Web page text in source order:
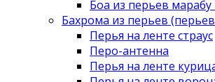
Боа из перьев
Бахрома из перьев
Перья на ленте страус
Перо-антенна
Перья на ленте